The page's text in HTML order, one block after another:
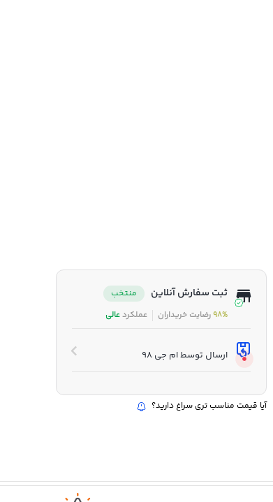
ثبت سفارش آنلاین
منتخب
98%رضایت خریداران عملکردعالی
ارسال توسط ام جی 98
آیا قیمت مناسب تری سراغ دارید؟